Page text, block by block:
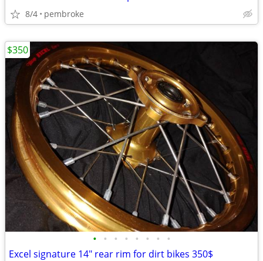
8/4 pembroke
• • • • • • • •
Excel signature 14" rear rim for dirt bikes 350$
$350